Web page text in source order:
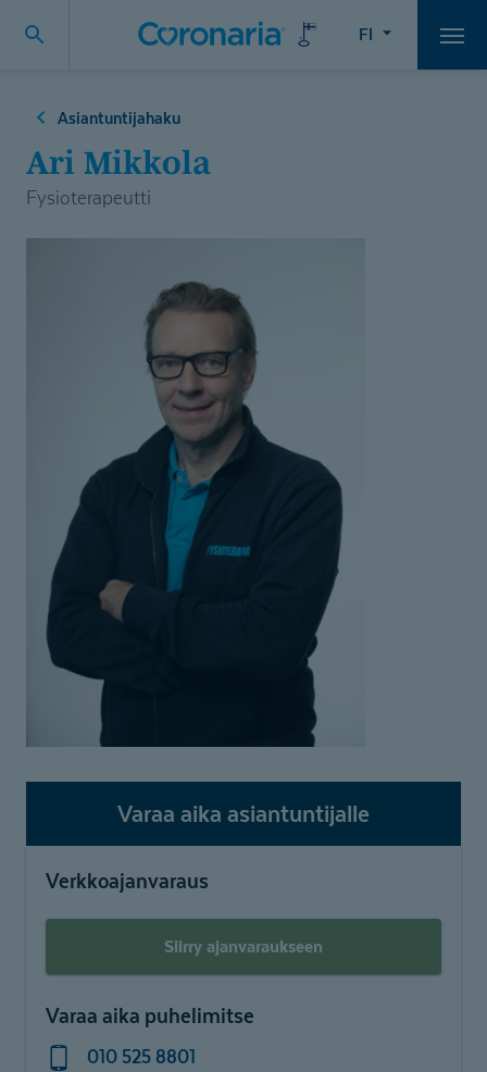
FI
Asiantuntijahaku
Ari Mikkola
Fysioterapeutti
Varaa aika asiantuntijalle
Verkkoajanvaraus
Siirry ajanvaraukseen
Varaa aika puhelimitse
010 525 8801